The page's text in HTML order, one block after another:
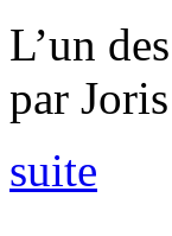
L’un
par
suite